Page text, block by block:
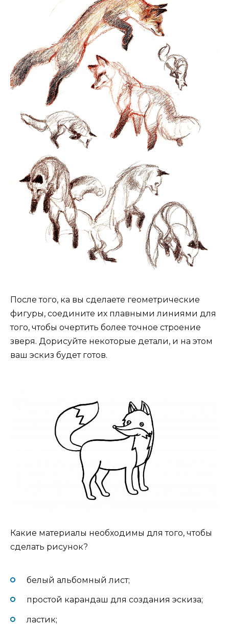
После того, ка вы сделаете геометрические
фигуры, соедините их плавными линиями для
того, чтобы очертить более точное строение
зверя. Дорисуйте некоторые детали, и на этом
ваш эскиз будет готов.
Какие материалы необходимы для того, чтобы
сделать рисунок?
белый альбомный лист;
простой карандаш для создания эскиза;
ластик;